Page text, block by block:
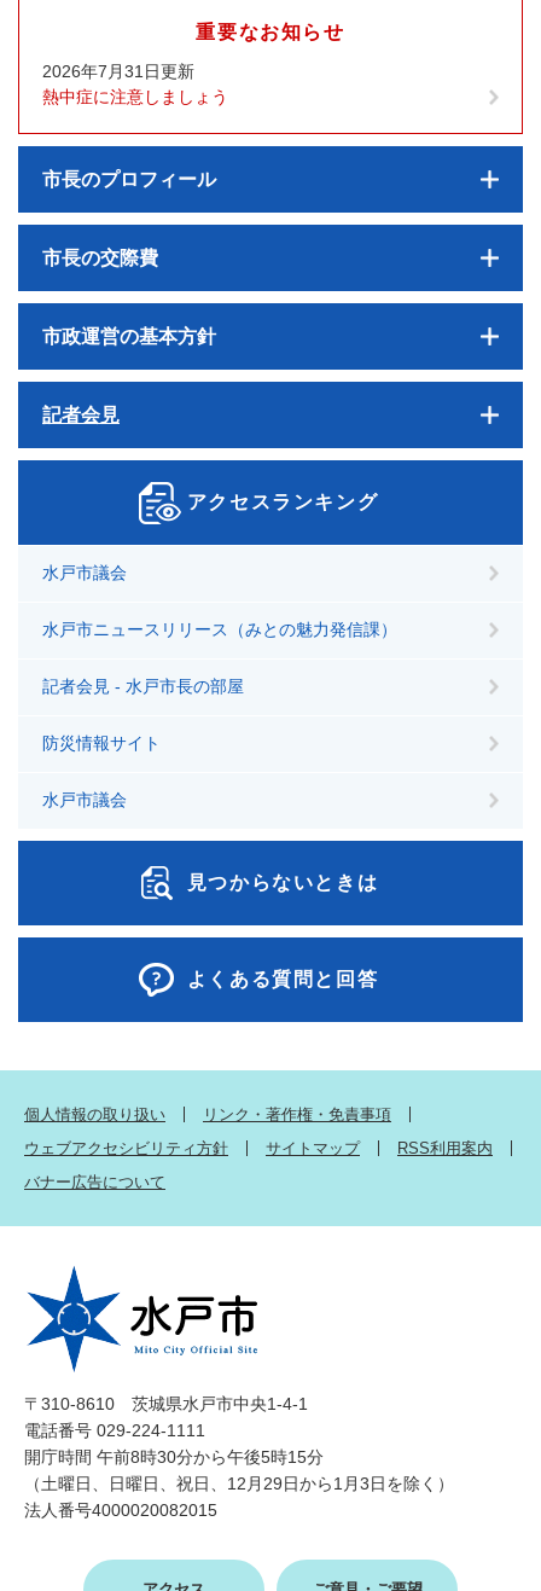
重要なお知らせ
2026年7月31日更新
熱中症に注意しましょう
市長のプロフィール
市長の交際費
市政運営の基本方針
記者会見
アクセスランキング
水戸市議会
水戸市ニュースリリース（みとの魅力発信課）
記者会見 - 水戸市長の部屋
防災情報サイト
水戸市議会
見つからないときは
よくある質問と回答
個人情報の取り扱い
リンク・著作権・免責事項
ウェブアクセシビリティ方針
サイトマップ
RSS利用案内
バナー広告について
〒310-8610 茨城県水戸市中央1-4-1
電話番号 029-224-1111
開庁時間 午前8時30分から午後5時15分
（土曜日、日曜日、祝日、12月29日から1月3日を除く）
法人番号4000020082015